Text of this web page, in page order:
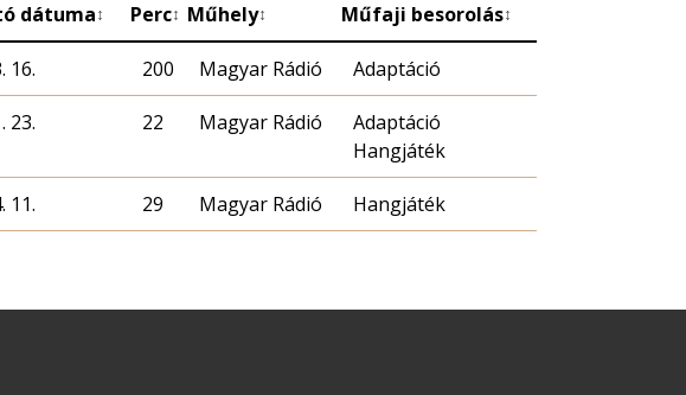
dátuma↕ Perc↕ Műhely↕ Műfaji besorolás↕
16. 200 Magyar Rádió Adaptáció
23. 22 Magyar Rádió
Adaptáció
Hangjáték
11. 29 Magyar Rádió Hangjáték